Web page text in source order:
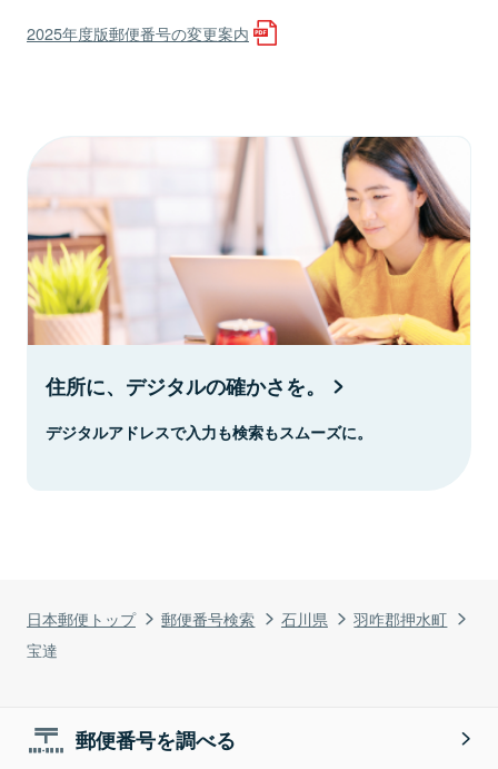
日本郵便トップ 郵便番号検索 石川県
羽咋郡押水町
宝達
2025年度版郵便番号の変更案内
住所に、デジタルの確かさを。
デジタルアドレスで入力も検索もスムーズに。
郵便番号を調べる